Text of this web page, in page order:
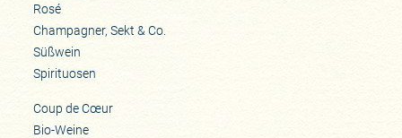
Rosé
Champagner, Sekt & Co.
Süßwein
Spirituosen
Coup de Cœur
Bio-Weine